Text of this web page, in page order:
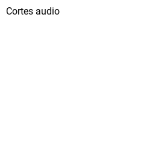
Cortes audio